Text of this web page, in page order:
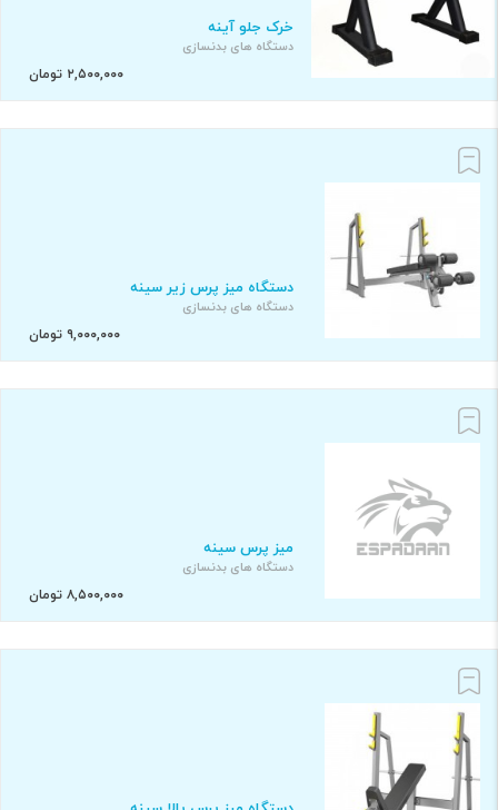
خرک جلو آینه
دستگاه های بدنسازی
۲,۵۰۰,۰۰۰ تومان
دستگاه میز پرس زیر سینه
دستگاه های بدنسازی
۹,۰۰۰,۰۰۰ تومان
میز پرس سینه
دستگاه های بدنسازی
۸,۵۰۰,۰۰۰ تومان